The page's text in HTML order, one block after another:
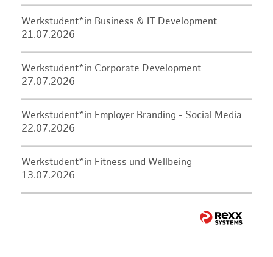
Werkstudent*in Business & IT Development
21.07.2026
Werkstudent*in Corporate Development
27.07.2026
Werkstudent*in Employer Branding - Social Media
22.07.2026
Werkstudent*in Fitness und Wellbeing
13.07.2026